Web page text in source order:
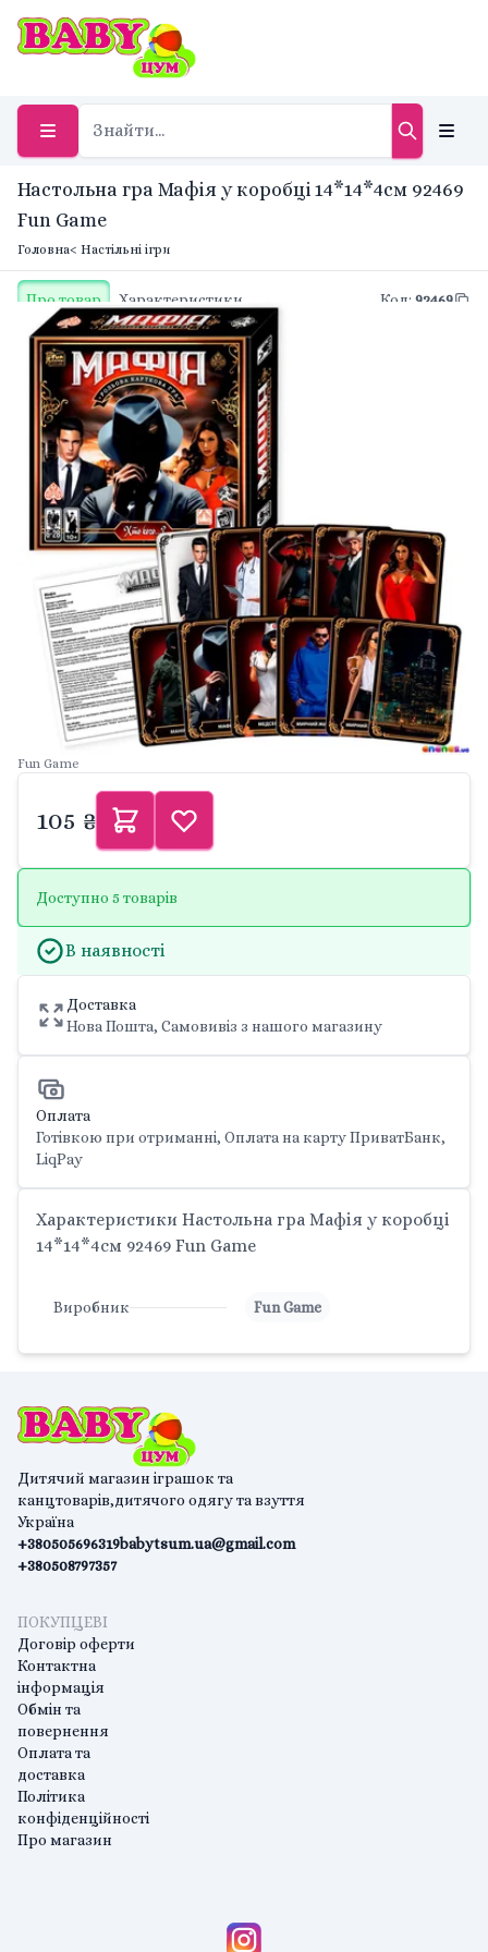
Настольна гра Мафія у коробці 14*14*4см 92469
Fun Game
Головна< Настільні ігри
Про товар Характеристики Код: 92469
Fun Game
105 ₴
Доступно 5 товарів
В наявності
Доставка
Нова Пошта, Самовивіз з нашого магазину
Оплата
Готівкою при отриманні, Оплата на карту ПриватБанк,
LiqPay
Характеристики Настольна гра Мафія у коробці
14*14*4см 92469 Fun Game
Виробник Fun Game
Дитячий магазин іграшок та
канцтоварів,дитячого одягу та взуття
Україна
+380505696319
+380508797357
babytsum.ua@gmail.com
ПОКУПЦЕВІ
Договір оферти
Контактна
інформація
Обмін та
повернення
Оплата та
доставка
Політика
конфіденційності
Про магазин